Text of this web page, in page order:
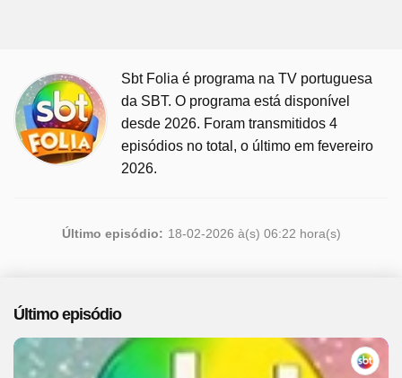
Sbt Folia é programa na TV portuguesa
da SBT. O programa está disponível
desde 2026. Foram transmitidos 4
episódios no total, o último em fevereiro
2026.
Último episódio: 18-02-2026 à(s) 06:22 hora(s)
Último episódio